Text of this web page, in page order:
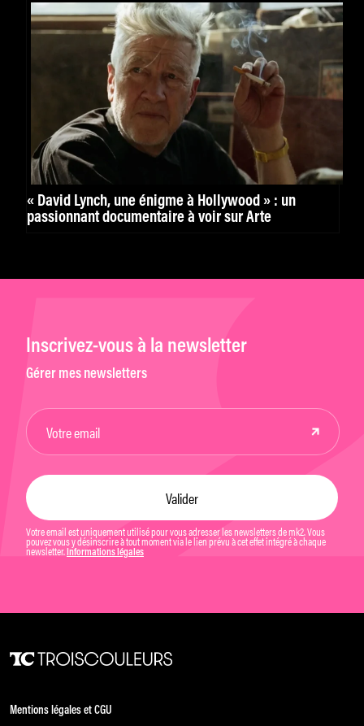
« David Lynch, une énigme à Hollywood » : un
passionnant documentaire à voir sur Arte
Inscrivez-vous à la newsletter
Gérer mes newsletters
Votre email est uniquement utilisé pour vous adresser les newsletters de mk2. Vous
pouvez vous y désinscrire à tout moment via le lien prévu à cet effet intégré à chaque
newsletter. Informations légales
Mentions légales et CGU